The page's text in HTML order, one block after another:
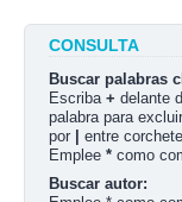
CONSULTA
Buscar palabras
Escriba + delante
palabra para
por
entre
Emplee * como
Buscar autor: